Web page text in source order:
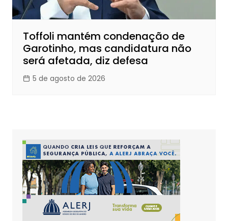
Toffoli mantém condenação de
Garotinho, mas candidatura não
será afetada, diz defesa
5 de agosto de 2026